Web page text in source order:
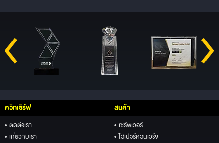
ควิกเซิร์ฟ
• ติดต่อเรา
• เกี่ยวกับเรา
สินค้า
• เซิร์ฟเวอร์
• ไฮเปอร์คอนเวิร์จ